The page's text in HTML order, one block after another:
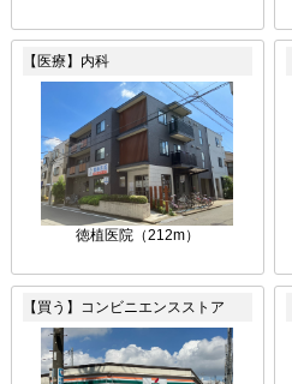
【医療】内科
徳植医院（212m）
【買う】コンビニエンスストア